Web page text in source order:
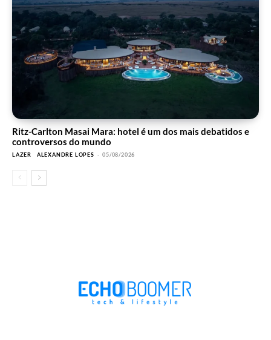
Ritz-Carlton Masai Mara: hotel é um dos mais debatidos e
controversos do mundo
LAZER ALEXANDRE LOPES - 05/08/2026